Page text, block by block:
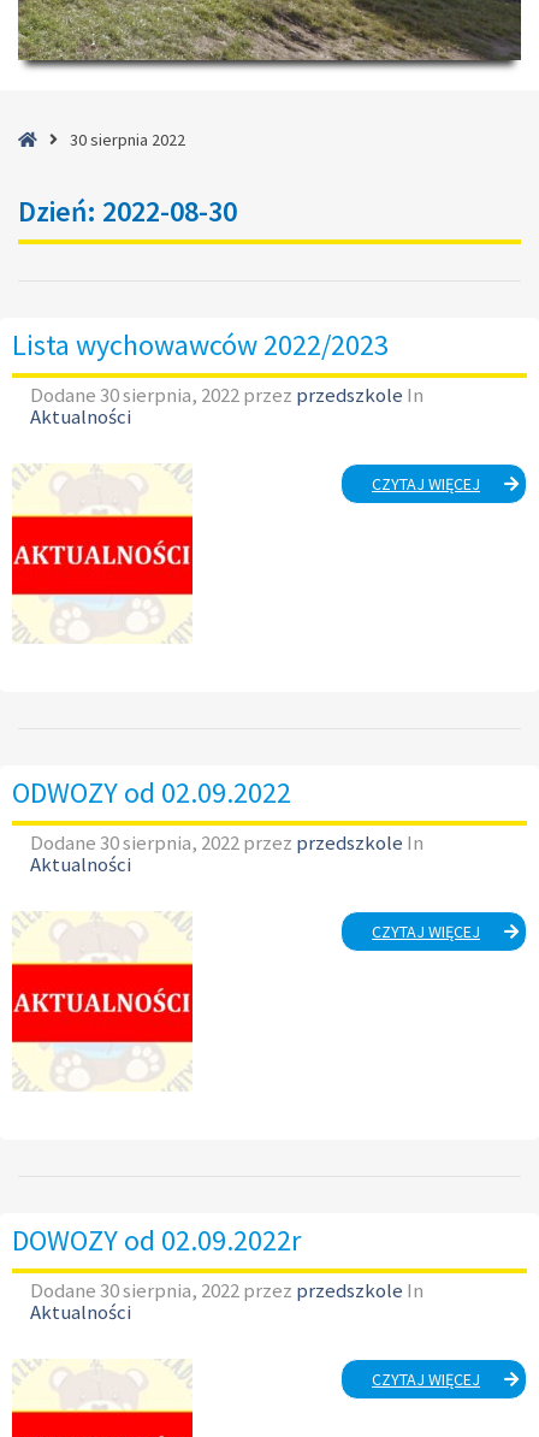
Strona30 sierpnia 2022
Dzień: 2022-08-30
Lista wychowawców 2022/2023
Dodane30 sierpnia, 2022przez przedszkole In
Aktualności
CZYTAJ WIĘCEJ LISTA
ODWOZY od 02.09.2022
Dodane30 sierpnia, 2022przez przedszkole In
Aktualności
CZYTAJ WIĘCEJ
OD
DOWOZY od 02.09.2022r
Dodane30 sierpnia, 2022przez przedszkole In
Aktualności
CZYTAJ WIĘCEJ
OD